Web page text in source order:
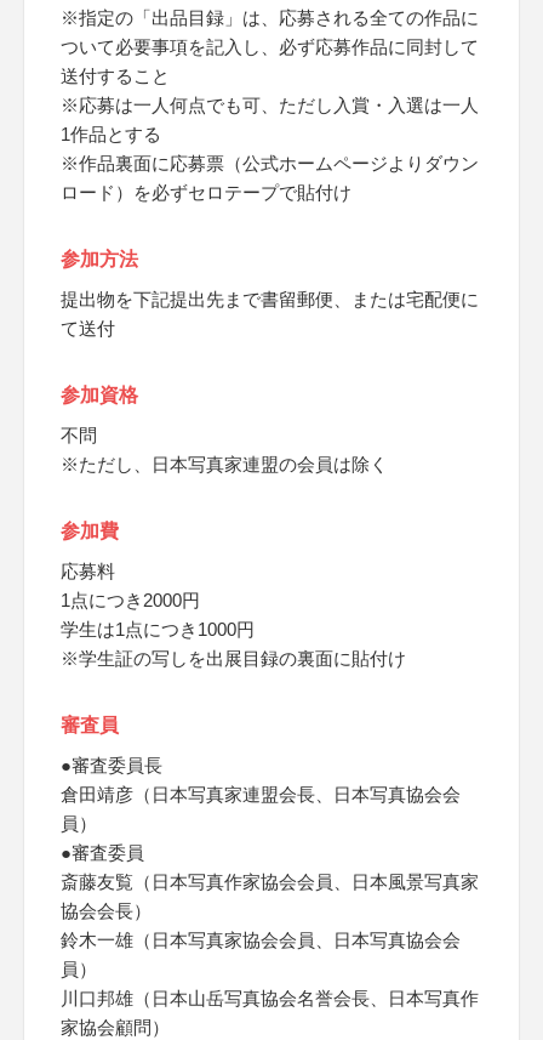
※指定の「出品目録」は、応募される全ての作品に
ついて必要事項を記入し、必ず応募作品に同封して
送付すること
※応募は一人何点でも可、ただし入賞・入選は一人
1作品とする
※作品裏面に応募票（公式ホームページよりダウン
ロード）を必ずセロテープで貼付け
参加方法
提出物を下記提出先まで書留郵便、または宅配便に
て送付
参加資格
不問
※ただし、日本写真家連盟の会員は除く
参加費
応募料
1点につき2000円
学生は1点につき1000円
※学生証の写しを出展目録の裏面に貼付け
審査員
●審査委員長
倉田靖彦（日本写真家連盟会長、日本写真協会会
員）
●審査委員
斎藤友覧（日本写真作家協会会員、日本風景写真家
協会会長）
鈴木一雄（日本写真家協会会員、日本写真協会会
員）
川口邦雄（日本山岳写真協会名誉会長、日本写真作
家協会顧問）